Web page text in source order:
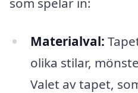
Materialval:
olika stilar,
Valet av tapet,